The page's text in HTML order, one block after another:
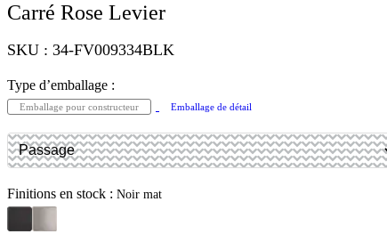
Carré Rose Levier
SKU : 34-FV009334BLK
Type d’emballage :
Emballage pour constructeur Emballage de détail
Finitions en stock : Noir mat